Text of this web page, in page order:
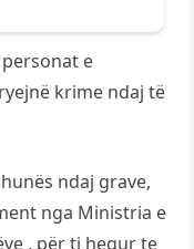
e
krime ndaj të
ndaj grave,
nga Ministria e
, për ti hequr te